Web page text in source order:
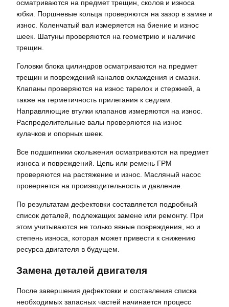
осматриваются на предмет трещин, сколов и износа
юбки. Поршневые кольца проверяются на зазор в замке и
износ. Коленчатый вал измеряется на биение и износ
шеек. Шатуны проверяются на геометрию и наличие
трещин.
Головки блока цилиндров осматриваются на предмет
трещин и повреждений каналов охлаждения и смазки.
Клапаны проверяются на износ тарелок и стержней, а
также на герметичность прилегания к седлам.
Направляющие втулки клапанов измеряются на износ.
Распределительные валы проверяются на износ
кулачков и опорных шеек.
Все подшипники скольжения осматриваются на предмет
износа и повреждений. Цепь или ремень ГРМ
проверяются на растяжение и износ. Масляный насос
проверяется на производительность и давление.
По результатам дефектовки составляется подробный
список деталей, подлежащих замене или ремонту. При
этом учитываются не только явные повреждения, но и
степень износа, которая может привести к снижению
ресурса двигателя в будущем.
Замена деталей двигателя
После завершения дефектовки и составления списка
необходимых запасных частей начинается процесс